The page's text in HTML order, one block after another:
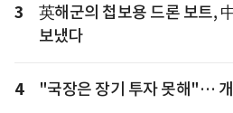
3
英해군의 첩보용 드론 보트,
보냈다
4 "국장은 장기 투자 못해"…